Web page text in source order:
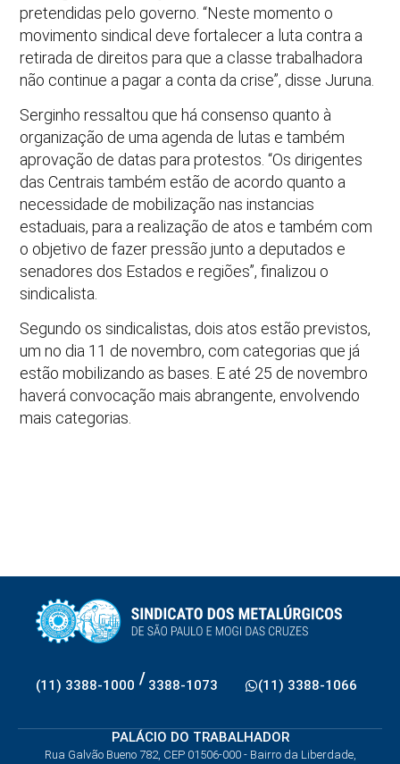
pretendidas pelo governo. “Neste momento o
movimento sindical deve fortalecer a luta contra a
retirada de direitos para que a classe trabalhadora
não continue a pagar a conta da crise”, disse Juruna.
Serginho ressaltou que há consenso quanto à
organização de uma agenda de lutas e também
aprovação de datas para protestos. “Os dirigentes
das Centrais também estão de acordo quanto a
necessidade de mobilização nas instancias
estaduais, para a realização de atos e também com
o objetivo de fazer pressão junto a deputados e
senadores dos Estados e regiões”, finalizou o
sindicalista.
Segundo os sindicalistas, dois atos estão previstos,
um no dia 11 de novembro, com categorias que já
estão mobilizando as bases. E até 25 de novembro
haverá convocação mais abrangente, envolvendo
mais categorias.
(11) 3388-1000 / 3388-1073 (11) 3388-1066
PALÁCIO DO TRABALHADOR
Rua Galvão Bueno 782, CEP 01506-000 - Bairro da Liberdade,